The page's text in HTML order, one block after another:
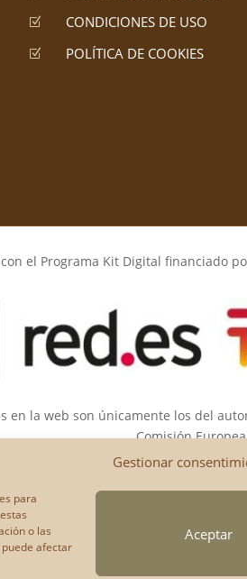
Gestionar
para
o las
afectar
Aceptar
Z CONDICIONES DE USO
Z POLÍTICA DE COOKIES
el Programa Kit Digital financiado
en la web son únicamente los del
Comisión
ni la Comisión Europea pueden ser